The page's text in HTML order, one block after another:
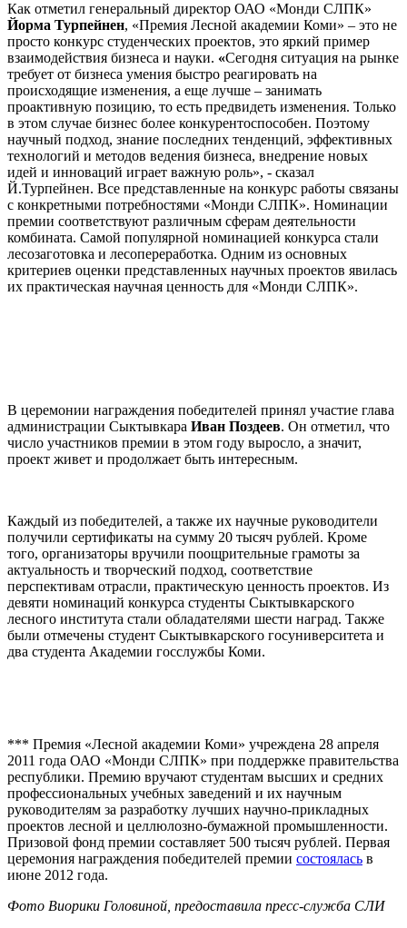
Как отметил генеральный директор ОАО «Монди СЛПК»
Йорма Турпейнен, «Премия Лесной академии Коми» – это не
просто конкурс студенческих проектов, это яркий пример
взаимодействия бизнеса и науки. «Сегодня ситуация на рынке
требует от бизнеса умения быстро реагировать на
происходящие изменения, а еще лучше – занимать
проактивную позицию, то есть предвидеть изменения. Только
в этом случае бизнес более конкурентоспособен. Поэтому
научный подход, знание последних тенденций, эффективных
технологий и методов ведения бизнеса, внедрение новых
идей и инноваций играет важную роль», - сказал
Й.Турпейнен. Все представленные на конкурс работы связаны
с конкретными потребностями «Монди СЛПК». Номинации
премии соответствуют различным сферам деятельности
комбината. Самой популярной номинацией конкурса стали
лесозаготовка и лесопереработка. Одним из основных
критериев оценки представленных научных проектов явилась
их практическая научная ценность для «Монди СЛПК».
В церемонии награждения победителей принял участие глава
администрации Сыктывкара Иван Поздеев. Он отметил, что
число участников премии в этом году выросло, а значит,
проект живет и продолжает быть интересным.
Каждый из победителей, а также их научные руководители
получили сертификаты на сумму 20 тысяч рублей. Кроме
того, организаторы вручили поощрительные грамоты за
актуальность и творческий подход, соответствие
перспективам отрасли, практическую ценность проектов. Из
девяти номинаций конкурса студенты Сыктывкарского
лесного института стали обладателями шести наград. Также
были отмечены студент Сыктывкарского госуниверситета и
два студента Академии госслужбы Коми.
*** Премия «Лесной академии Коми» учреждена 28 апреля
2011 года ОАО «Монди СЛПК» при поддержке правительства
республики. Премию вручают студентам высших и средних
профессиональных учебных заведений и их научным
руководителям за разработку лучших научно-прикладных
проектов лесной и целлюлозно-бумажной промышленности.
Призовой фонд премии составляет 500 тысяч рублей. Первая
церемония награждения победителей премии состоялась в
июне 2012 года.
Фото Виорики Головиной, предоставила пресс-служба СЛИ